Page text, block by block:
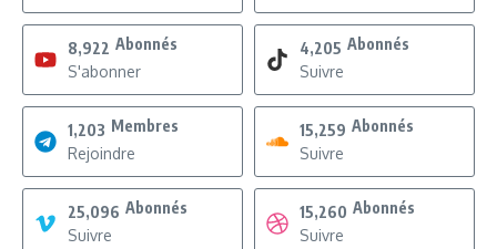
8,922 Abonnés
S'abonner
4,205 Abonnés
Suivre
1,203 Membres
Rejoindre
15,259 Abonnés
Suivre
25,096 Abonnés
Suivre
15,260 Abonnés
Suivre